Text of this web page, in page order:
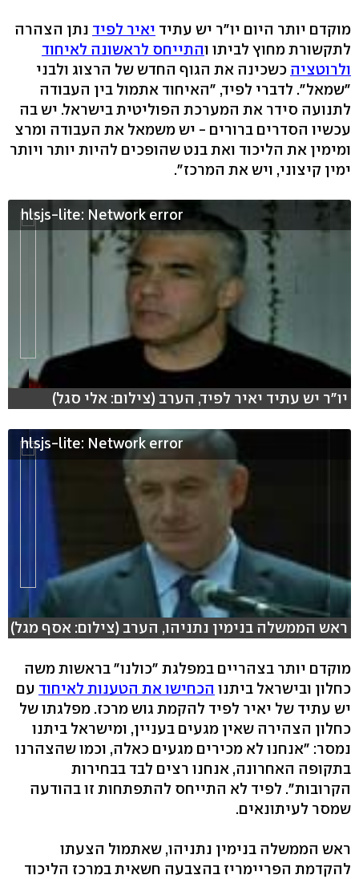
מוקדם יותר היום יו"ר יש עתיד יאיר לפיד נתן הצהרה
לתקשורת מחוץ לביתו והתייחס לראשונה לאיחוד
ולרוטציה כשכינה את הגוף החדש של הרצוג ולבני
"שמאל". לדברי לפיד, "האיחוד אתמול בין העבודה
לתנועה סידר את המערכת הפוליטית בישראל. יש בה
עכשיו הסדרים ברורים - יש משמאל את העבודה ומרצ
ומימין את הליכוד ואת בנט שהופכים להיות יותר ויותר
ימין קיצוני, ויש את המרכז".
hlsjs-lite: Network error
יו"ר יש עתיד יאיר לפיד, הערב (צילום: אלי סגל)
hlsjs-lite: Network error
ראש הממשלה בנימין נתניהו, הערב (צילום: אסף מגל)
מוקדם יותר בצהריים במפלגת "כולנו" בראשות משה
כחלון ובישראל ביתנו הכחישו את הטענות לאיחוד עם
יש עתיד של יאיר לפיד להקמת גוש מרכז. מפלגתו של
כחלון הצהירה שאין מגעים בעניין, ומישראל ביתנו
נמסר: "אנחנו לא מכירים מגעים כאלה, וכמו שהצהרנו
בתקופה האחרונה, אנחנו רצים לבד בבחירות
הקרובות". לפיד לא התייחס להתפתחות זו בהודעה
שמסר לעיתונאים.
ראש הממשלה בנימין נתניהו, שאתמול הצעתו
להקדמת הפריימריז בהצבעה חשאית במרכז הליכוד